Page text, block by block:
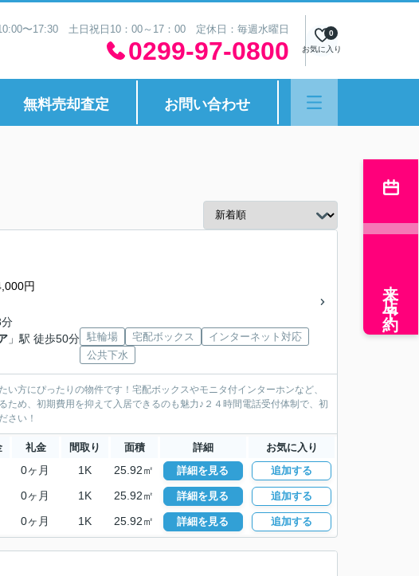
〜17:30 土日祝日10：00～17：00 定休日：毎週水曜日
0299-97-0800 お気に入り
0
無料売却査定 お問い合わせ
円
分
」駅 徒歩50分 駐輪場 宅配ボックス
インターネット対応
公共下水
方にぴったりの物件です！宅配ボックスやモニタ付インターホンなど、
め、初期費用を抑えて入居できるのも魅力♪２４時間電話受付体制で、初
さい！
礼金 間取り 面積 詳細 お気に入り
0ヶ月 1K 25.92㎡ 詳細を見る 追加する
0ヶ月 1K 25.92㎡ 詳細を見る 追加する
0ヶ月 1K 25.92㎡ 詳細を見る 追加する
来店予約